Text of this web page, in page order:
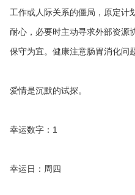
工作或人际关系的僵局，原定计
耐心，必要时主动寻求外部资源
保守为宜。健康注意肠胃消化问
爱情是沉默的试探。
幸运数字：1
幸运日：周四